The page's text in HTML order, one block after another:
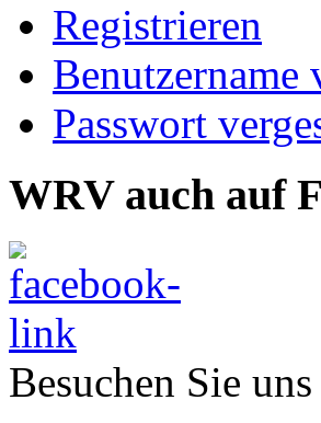
Registrieren
Benutzername
Passwort
WRV auch auf
Besuchen Sie